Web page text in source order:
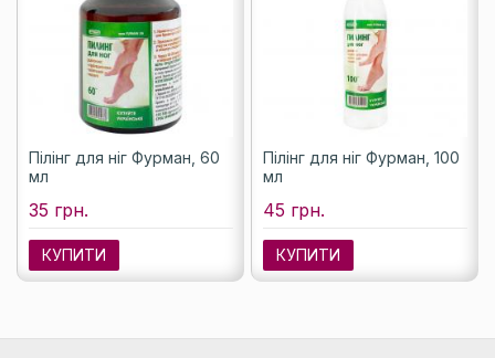
Пілінг для ніг Фурман, 60
мл
35 грн.
КУПИТИ
Пілінг для ніг Фурман, 100
мл
45 грн.
КУПИТИ